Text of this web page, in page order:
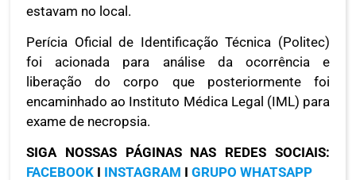
estavam no local.
Perícia Oficial de Identificação Técnica (Politec)
foi acionada para análise da ocorrência e
liberação do corpo que posteriormente foi
encaminhado ao Instituto Médica Legal (IML) para
exame de necropsia.
SIGA NOSSAS PÁGINAS NAS REDES SOCIAIS:
FACEBOOK I INSTAGRAM I GRUPO WHATSAPP